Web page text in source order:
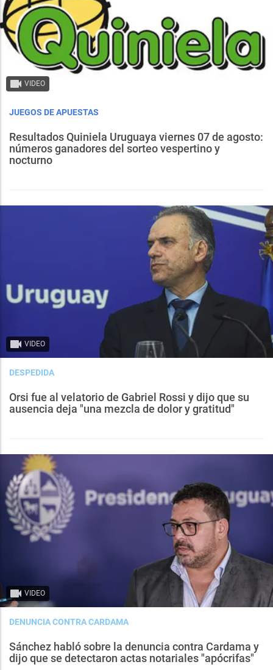
VIDEO
JUEGOS DE APUESTAS
Resultados Quiniela Uruguaya viernes 07 de agosto:
números ganadores del sorteo vespertino y
nocturno
VIDEO
DESPEDIDA
Orsi fue al velatorio de Gabriel Rossi y dijo que su
ausencia deja "una mezcla de dolor y gratitud"
VIDEO
DENUNCIA CONTRA CARDAMA
Sánchez habló sobre la denuncia contra Cardama y
dijo que se detectaron actas notariales "apócrifas"